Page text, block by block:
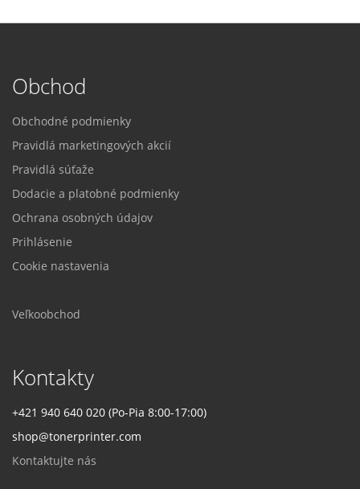
Obchod
Obchodné podmienky
Pravidlá marketingových akcií
Pravidlá súťaže
Dodacie a platobné podmienky
Ochrana osobných údajov
Prihlásenie
Cookie nastavenia
Veľkoobchod
Kontakty
+421 940 640 020 (Po-Pia 8:00-17:00)
shop@tonerprinter.com
Kontaktujte nás